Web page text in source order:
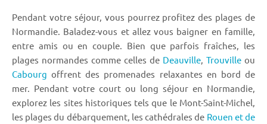
Pendant votre séjour, vous pourrez profitez des plages de
Normandie. Baladez-vous et allez vous baigner en famille,
entre amis ou en couple. Bien que parfois fraîches, les
plages normandes comme celles de Deauville, Trouville ou
Cabourg offrent des promenades relaxantes en bord de
mer. Pendant votre court ou long séjour en Normandie,
explorez les sites historiques tels que le Mont-Saint-Michel,
les plages du débarquement, les cathédrales de Rouen et de